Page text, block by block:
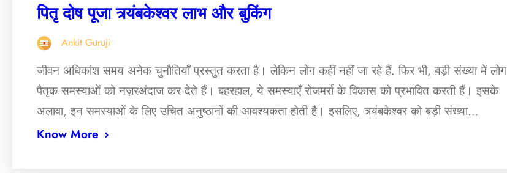
पितृ दोष पूजा त्र्यंबकेश्वर लाभ और बुकिंग
Ankit Guruji
जीवन अधिकांश समय अनेक चुनौतियाँ प्रस्तुत करता है। लेकिन लोग कहीं नहीं जा रहे हैं. फिर भी, बड़ी संख्या में लोग
पैतृक समस्याओं को नज़रअंदाज कर देते हैं। बहरहाल, ये समस्याएँ रोजमर्रा के विकास को प्रभावित करती हैं। इसके
अलावा, इन समस्याओं के लिए उचित अनुष्ठानों की आवश्यकता होती है। इसलिए, त्र्यंबकेश्वर को बड़ी संख्या…
Know More